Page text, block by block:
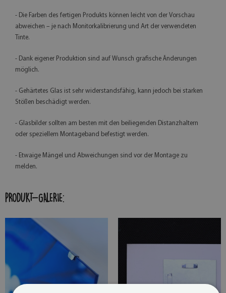
- Die Farben des fertigen Produkts können leicht von der Vorschau
abweichen – je nach Monitorkalibrierung und Art der verwendeten
Tinte.
- Dank eigener Produktion sind auf Wunsch grafische Änderungen
möglich.
- Gehärtetes Glas ist sehr widerstandsfähig, kann jedoch bei starken
Stößen beschädigt werden.
- Glasbilder sollten am besten mit den beiliegenden Distanzhaltern
oder speziellem Montageband befestigt werden.
- Etwaige Mängel und Abweichungen sind vor der Montage zu
melden.
PRODUKT-GALERIE: